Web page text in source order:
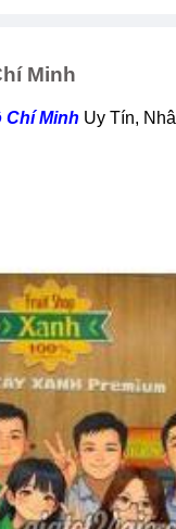
Minh
Chí Minh Uy Tín,